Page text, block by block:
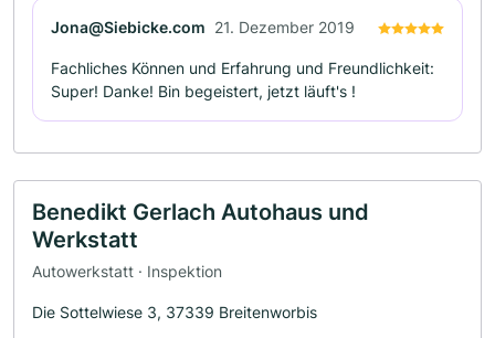
Jona@Siebicke.com 21. Dezember 2019
Fachliches Können und Erfahrung und Freundlichkeit:
Super! Danke! Bin begeistert, jetzt läuft's !
Benedikt Gerlach Autohaus und
Werkstatt
Autowerkstatt · Inspektion
Die Sottelwiese 3, 37339 Breitenworbis